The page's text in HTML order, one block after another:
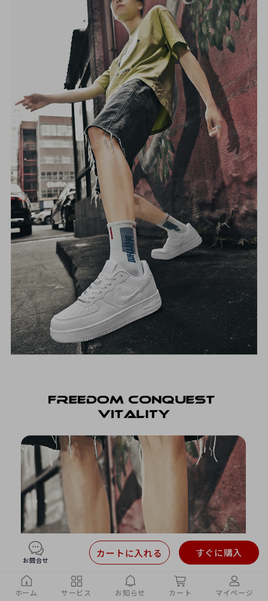
お問合せ
すぐに購入
カートに入れる
ホーム サービス お知らせ カート マイページ